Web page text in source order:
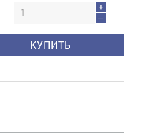
+
—
КУПИТЬ